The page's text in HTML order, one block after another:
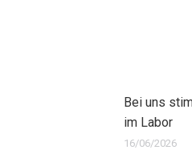
Bei uns
im Labor
16/06/2026